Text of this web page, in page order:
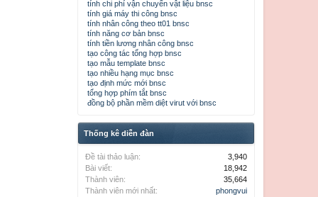
tính chi phí vận chuyển vật liệu bnsc
tính giá máy thi công bnsc
tính nhân công theo tt01 bnsc
tính năng cơ bản bnsc
tính tiền lương nhân công bnsc
tạo công tác tổng hợp bnsc
tạo mẫu template bnsc
tạo nhiều hạng mục bnsc
tạo định mức mới bnsc
tổng hợp phím tắt bnsc
đồng bộ phần mềm diệt virut với bnsc
Thống kê diễn đàn
Đề tài thảo luận:
3,940
Bài viết:
18,942
Thành viên:
35,664
Thành viên mới nhất:
phongvui